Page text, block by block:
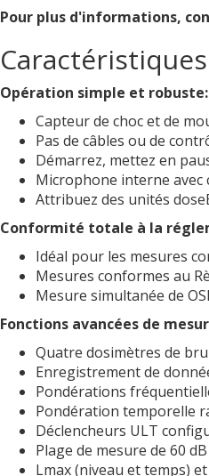
Pour plus d'informations,
Opération simple et robuste:
Capteur de choc et de
Pas de câbles ou de
Démarrez, mettez en
Microphone interne
Attribuez des unités
Conformité totale à la
Idéal pour les mesures
Mesures conformes au
Mesure simultanée de
Fonctions avancées de
Quatre dosimètres de
Enregistrement de
Pondérations
Pondération temporelle
Déclencheurs ULT
Plage de mesure de 60
Lmax (niveau et temps)